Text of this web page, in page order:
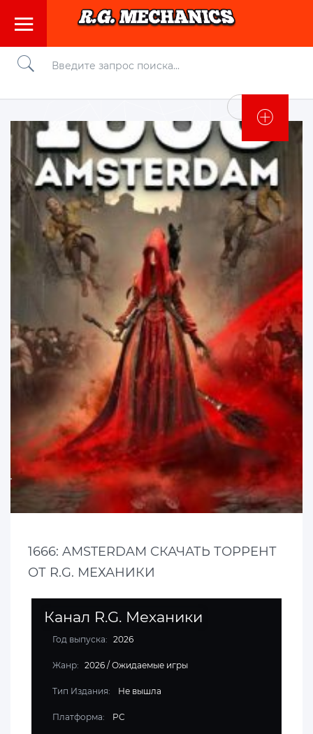
Войти
1666: AMSTERDAM СКАЧАТЬ ТОРРЕНТ
ОТ R.G. МЕХАНИКИ
Канал R.G. Механики
Год выпуска: 2026
Жанр: 2026 / Ожидаемые игры
Тип Издания: Не вышла
Платформа: PC